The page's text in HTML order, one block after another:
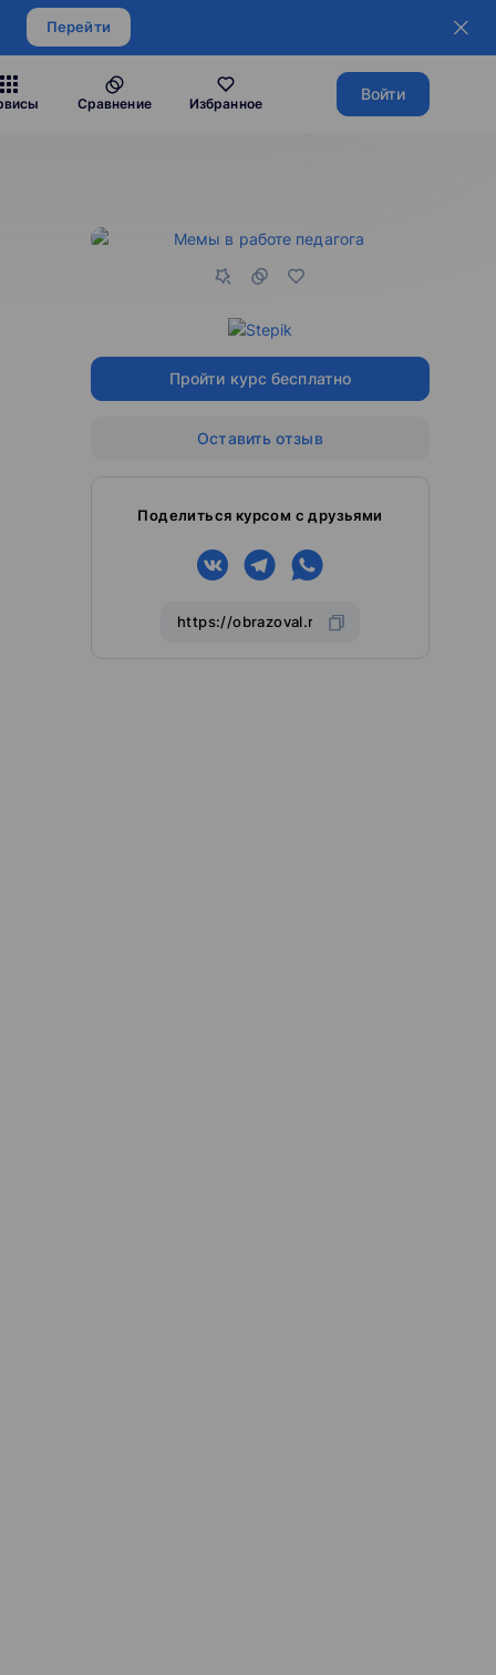
Перейти
Сравнение Избранное
Войти
Пройти курс бесплатно
Оставить отзыв
Поделиться курсом с друзьями